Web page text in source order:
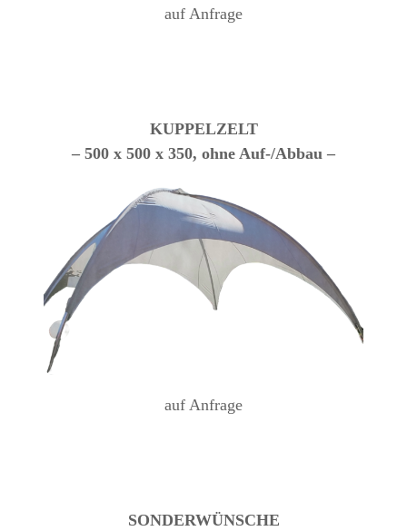
auf Anfrage
KUPPELZELT
– 500 x 500 x 350, ohne Auf-/Abbau –
auf Anfrage
SONDERWÜNSCHE